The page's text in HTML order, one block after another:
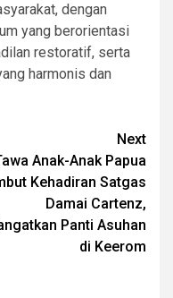
dengan
yang berorientasi
restoratif, serta
harmonis dan
Next
Anak-Anak Papua
Kehadiran Satgas
Damai Cartenz,
Panti Asuhan
di Keerom